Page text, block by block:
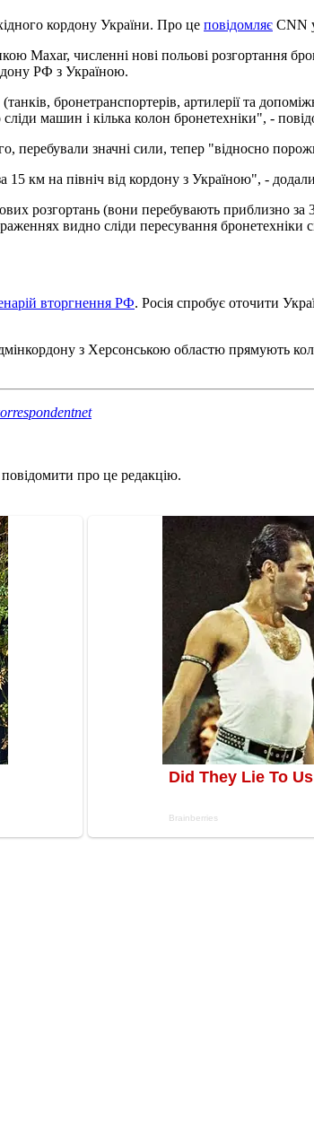
кордону України. Про це повідомляє СNN
численні нові польові розгортання
РФ з Україною.
бронетранспортерів, артилерії та
машин і кілька колон бронетехніки", -
перебували значні сили, тепер "відносно
15 км на північ від кордону з Україною", -
розгортань (вони перебувають приблизно
видно сліди пересування бронетехніки
вторгнення РФ. Росія спробує оточити
з Херсонською областю прямують
про це редакцію.